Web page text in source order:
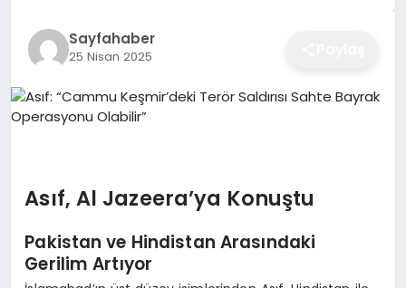
EKONOMI
SAĞLIK
SPOR
YAŞAM
Sayfahaber
25 Nisan 2025
Asıf, Al Jazeera’ya Konuştu
Pakistan ve Hindistan Arasındaki
Gerilim Artıyor